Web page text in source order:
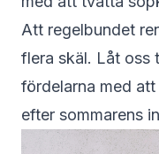
Att regelbundet
flera skäl. Låt oss
fördelarna med
efter sommarens